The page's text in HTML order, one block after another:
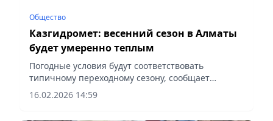
Общество
Казгидромет: весенний сезон в Алматы
будет умеренно теплым
Погодные условия будут соответствовать
типичному переходному сезону, сообщает
Vecher.kz.
16.02.2026 14:59